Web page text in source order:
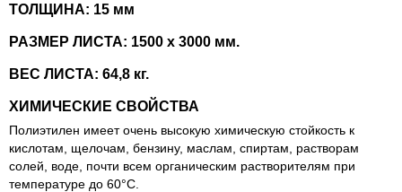
ТОЛЩИНА: 15 мм
РАЗМЕР ЛИСТА: 1500 х 3000 мм.
ВЕС ЛИСТА: 64,8 кг.
ХИМИЧЕСКИЕ СВОЙСТВА
Полиэтилен имеет очень высокую химическую стойкость к
кислотам, щелочам, бензину, маслам, спиртам, растворам
солей, воде, почти всем органическим растворителям при
температуре до 60°С.